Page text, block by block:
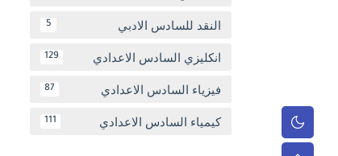
النقد للسادس الادبي 5
انكليزي السادس الاعدادي 129
فيزياء السادس الاعدادي 87
كيمياء السادس الاعدادي 111